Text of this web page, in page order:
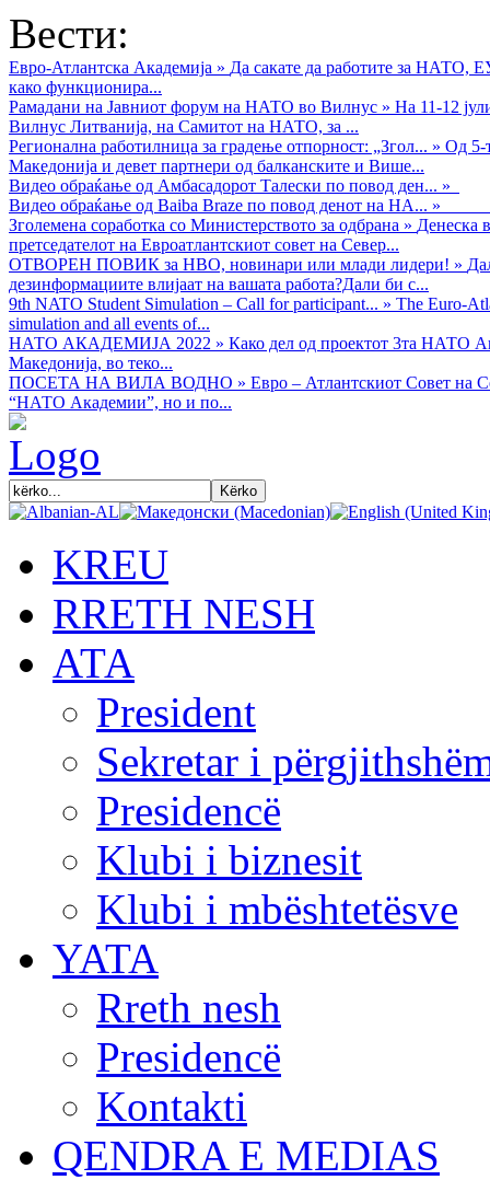
Вести:
Евро-Атлантска Академија » Да сакате да работите за НАТО,
како функционира...
Рамадани на Јавниот форум на НАТО во Вилнус » На 11-12
Вилнус Литванија, на Самитот на НАТО, за ...
Регионална работилница за градење отпорност: „Згол... » Од 5-
Македонија и девет партнери од балканските и Више...
Видео обраќањe од Амбасадорот Талески по повод ден... »
Видео обраќање од Baiba Braze по повод денот на НА... »
Зголемена соработка со Министерството за одбрана » Денеска
претседателот на Евроатлантскиот совет на Север...
ОТВОРЕН ПОВИК за НВО, новинари или млади лидери! »
дезинформациите влијаат на вашата работа?Дали би с...
9th NATO Student Simulation – Call for participant... » The Euro-
simulation and all events of...
НАТО АКАДЕМИЈА 2022 » Како дел од проектот 3та НАТО
Македонија, во теко...
ПОСЕТА НА ВИЛА ВОДНО » Евро – Атлантскиот Совет на
“НАТО Академии”, но и по...
KREU
RRETH NESH
АТА
President
Sekretar i
Presidencë
Klubi i biznesit
Klubi i mbështetësve
YATA
Rreth nesh
Presidencë
Kontakti
QENDRA E MEDIAS